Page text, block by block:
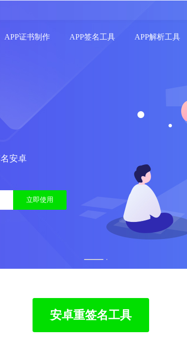
APP证书制作 APP签名工具 APP解析工具
安卓
立即使用
安卓重签名工具